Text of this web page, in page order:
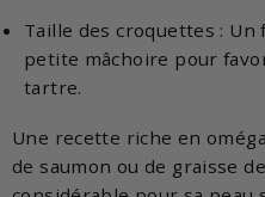
Taille des croquettes :
petite mâchoire pour
tartre.
Une recette riche en
de saumon ou de graisse